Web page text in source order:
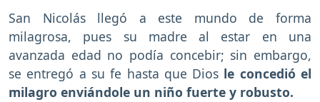
San Nicolás llegó a este mundo de forma
milagrosa, pues su madre al estar en una
avanzada edad no podía concebir; sin embargo,
se entregó a su fe hasta que Dios le concedió el
milagro enviándole un niño fuerte y robusto.